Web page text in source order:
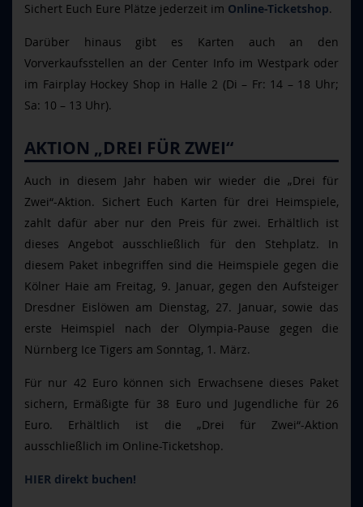
Sichert Euch Eure Plätze jederzeit im Online-Ticketshop.
Darüber hinaus gibt es Karten auch an den
Vorverkaufsstellen an der Center Info im Westpark oder
im Fairplay Hockey Shop in Halle 2 (Di – Fr: 14 – 18 Uhr;
Sa: 10 – 13 Uhr).
AKTION „DREI FÜR ZWEI“
Auch in diesem Jahr haben wir wieder die„Drei für
Zwei“-Aktion. Sichert Euch Karten für drei Heimspiele,
zahlt dafür aber nur den Preis für zwei. Erhältlich ist
dieses Angebot ausschließlich für den Stehplatz. In
diesem Paket inbegriffen sind die Heimspiele gegen die
Kölner Haie am Freitag, 9. Januar, gegen den Aufsteiger
Dresdner Eislöwen am Dienstag, 27. Januar, sowie das
erste Heimspiel nach der Olympia-Pause gegen die
Nürnberg Ice Tigers am Sonntag, 1. März.
Für nur 42 Euro können sich Erwachsene dieses Paket
sichern, Ermäßigte für 38 Euro und Jugendliche für 26
Euro. Erhältlich ist die „Drei für Zwei“-Aktion
ausschließlich im Online-Ticketshop.
HIER direkt buchen!